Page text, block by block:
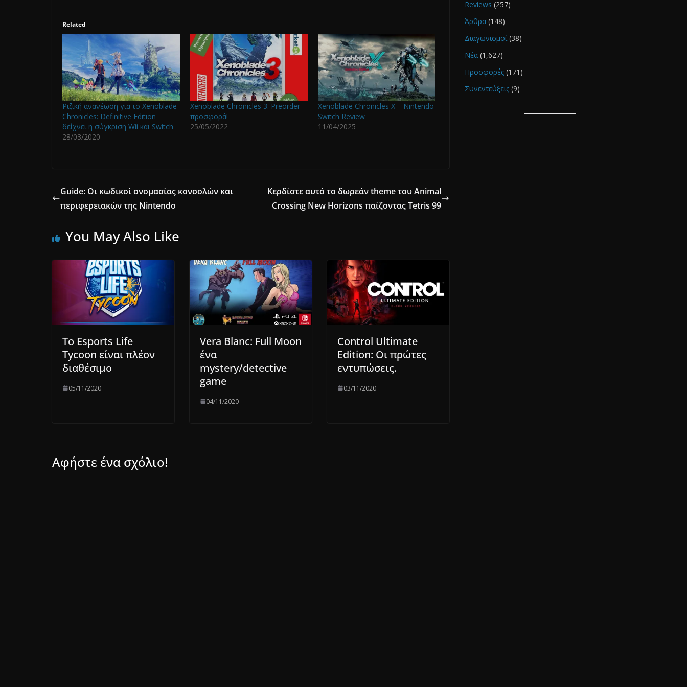
Related
Ριζική ανανέωση για το Xenoblade
Chronicles: Definitive Edition
δείχνει η σύγκριση Wii και Switch
28/03/2020
Xenoblade Chronicles 3: Preorder
προσφορά!
25/05/2022
Xenoblade Chronicles X – Nintendo
Switch Review
11/04/2025
Guide: Οι κωδικοί ονομασίας κονσολών και
περιφερειακών της Nintendo
Κερδίστε αυτό το δωρεάν theme του Animal
Crossing New Horizons παίζοντας Tetris 99
You May Also Like
Το Esports Life
Tycoon είναι πλέον
διαθέσιμο
05/11/2020
Vera Blanc: Full Moon
ένα
mystery/detective
game
04/11/2020
Control Ultimate
Edition: Οι πρώτες
εντυπώσεις.
03/11/2020
Αφήστε ένα σχόλιο!
Reviews (257)
Άρθρα (148)
Διαγωνισμοί (38)
Νέα (1,627)
Προσφορές (171)
Συνεντεύξεις (9)